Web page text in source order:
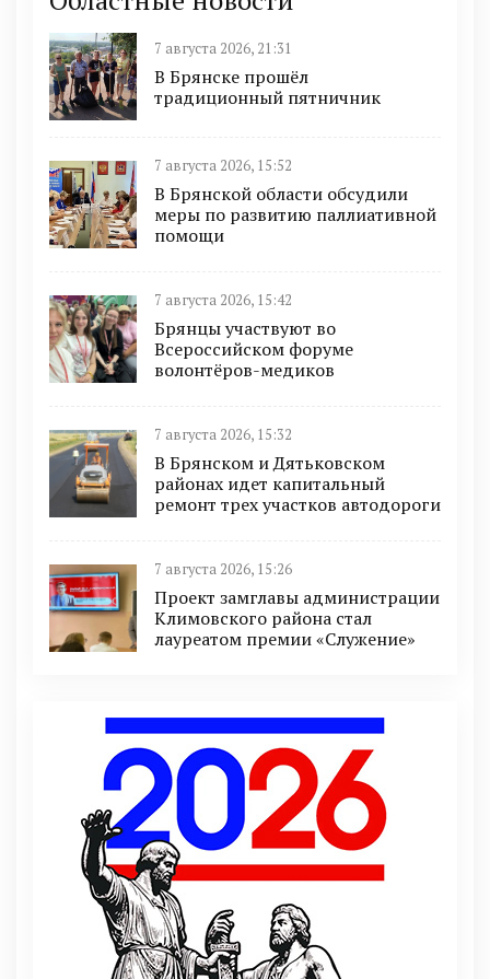
7 августа 2026, 21:31
В Брянске прошёл
традиционный пятничник
7 августа 2026, 15:52
В Брянской области обсудили
меры по развитию паллиативной
помощи
7 августа 2026, 15:42
Брянцы участвуют во
Всероссийском форуме
волонтёров-медиков
7 августа 2026, 15:32
В Брянском и Дятьковском
районах идет капитальный
ремонт трех участков автодороги
7 августа 2026, 15:26
Проект замглавы администрации
Климовского района стал
лауреатом премии «Служение»